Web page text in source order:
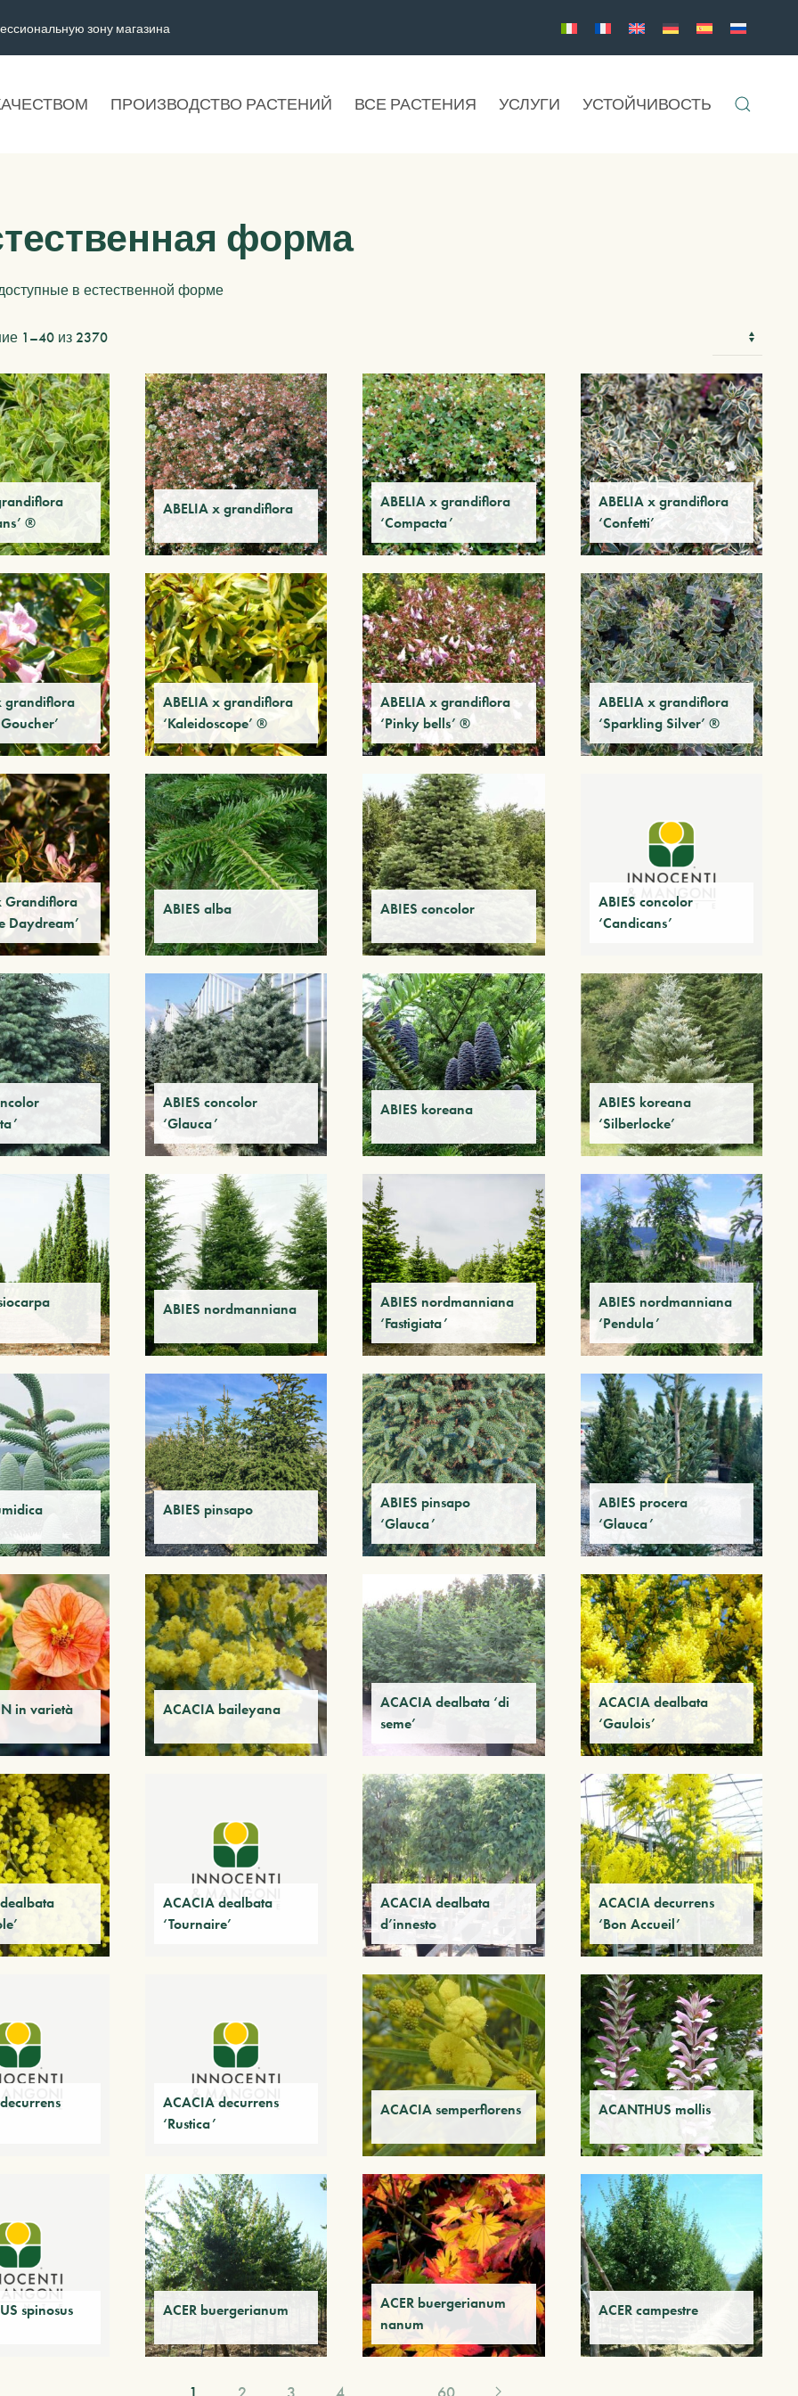
зону магазина
ПРОИЗВОДСТВО РАСТЕНИЙ ВСЕ РАСТЕНИЯ УСЛУГИ УСТОЙЧИВОСТЬ
форма
в естественной форме
1–40 из 2370
®
ABELIA x grandiflora
ABELIA x grandiflora
‘Compacta’
ABELIA x grandiflora
‘Confetti’
grandiflora
ABELIA x grandiflora
‘Kaleidoscope’ ®
ABELIA x grandiflora
‘Pinky bells’ ®
ABELIA x grandiflora
‘Sparkling Silver’ ®
Grandiflora
Daydream’
ABIES alba ABIES concolor
ABIES concolor
‘Candicans’
ABIES concolor
‘Glauca’
ABIES koreana
ABIES koreana
‘Silberlocke’
ABIES nordmanniana
ABIES nordmanniana
‘Fastigiata’
ABIES nordmanniana
‘Pendula’
ABIES pinsapo
ABIES pinsapo
‘Glauca’
ABIES procera
‘Glauca’
in varietà ACACIA baileyana
ACACIA dealbata ‘di
seme’
ACACIA dealbata
‘Gaulois’
ACACIA dealbata
‘Tournaire’
ACACIA dealbata
d’innesto
ACACIA decurrens
‘Bon Accueil’
ACACIA decurrens
‘Rustica’
ACACIA semperflorens ACANTHUS mollis
spinosus ACER buergerianum
ACER buergerianum
nanum
ACER campestre
1 2 3 4 60